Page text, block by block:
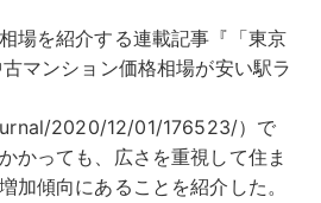
場を紹介する連載記事『「東京
マンション価格相場が安い駅ラ
2020/12/01/176523/）で
かっても、広さを重視して住ま
加傾向にあることを紹介した。